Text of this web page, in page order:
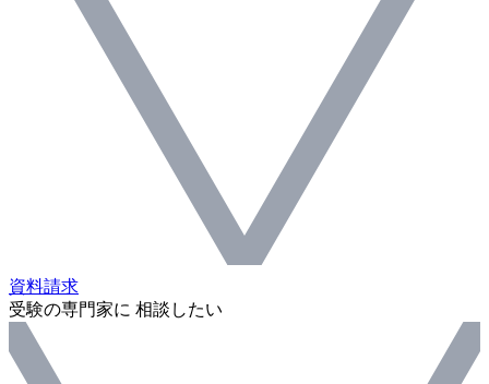
資料請求
受験の専門家に 相談したい